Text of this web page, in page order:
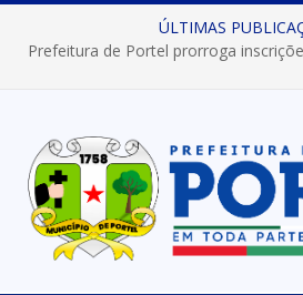
ÚLTIMAS